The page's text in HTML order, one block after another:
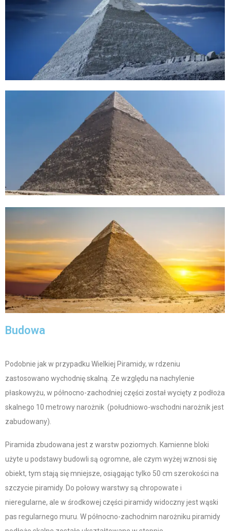
Budowa
Podobnie jak w przypadku Wielkiej Piramidy, w rdzeniu
zastosowano wychodnię skalną. Ze względu na nachylenie
płaskowyżu, w północno-zachodniej części został wycięty z podłoża
skalnego 10 metrowy narożnik (południowo-wschodni narożnik jest
zabudowany).
Piramida zbudowana jest z warstw poziomych. Kamienne bloki
użyte u podstawy budowli są ogromne, ale czym wyżej wznosi się
obiekt, tym stają się mniejsze, osiągając tylko 50 cm szerokości na
szczycie piramidy. Do połowy warstwy są chropowate i
nieregularne, ale w środkowej części piramidy widoczny jest wąski
pas regularnego muru. W północno-zachodnim narożniku piramidy